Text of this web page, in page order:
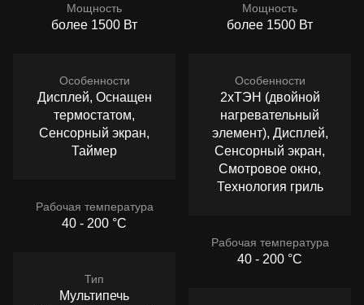
Мощность
более 1500 Вт
Особенности
Дисплей, Оснащен
термостатом,
Сенсорный экран,
Таймер
Рабочая температура
40 - 200 °C
Тип
Мультипечь
Мощность
более 1500 Вт
Особенности
2хТЭН (двойной
нагревательный
элемент), Дисплей,
Сенсорный экран,
Смотровое окно,
Технология гриль
Рабочая температура
40 - 200 °C